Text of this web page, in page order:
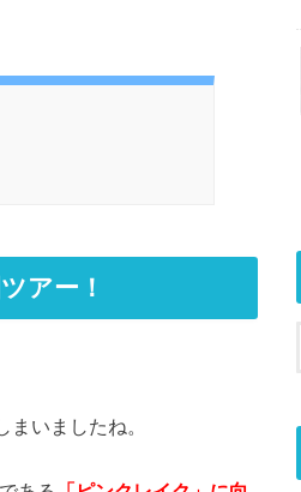
アー！
いましたね。